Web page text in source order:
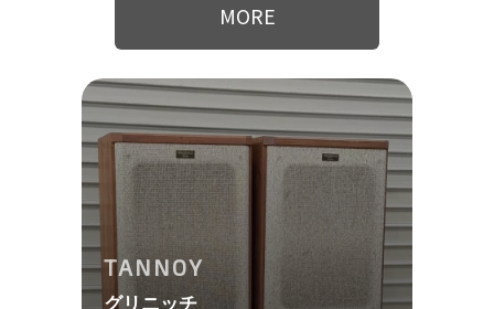
MORE
TANNOY
グリニッチ